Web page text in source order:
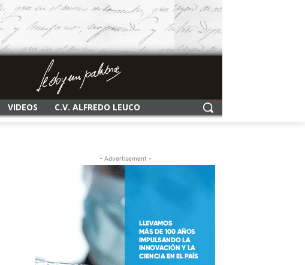
VIDEOS C.V. ALFREDO LEUCO
- Advertisement -